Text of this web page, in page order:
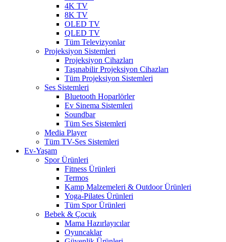
4K TV
8K TV
OLED TV
QLED TV
Tüm Televizyonlar
Projeksiyon Sistemleri
Projeksiyon Cihazları
Taşınabilir Projeksiyon Cihazları
Tüm Projeksiyon Sistemleri
Ses Sistemleri
Bluetooth Hoparlörler
Ev Sinema Sistemleri
Soundbar
Tüm Ses Sistemleri
Media Player
Tüm TV-Ses Sistemleri
Ev-Yaşam
Spor Ürünleri
Fitness Ürünleri
Termos
Kamp Malzemeleri & Outdoor Ürünleri
Yoga-Pilates Ürünleri
Tüm Spor Ürünleri
Bebek & Çocuk
Mama Hazırlayıcılar
Oyuncaklar